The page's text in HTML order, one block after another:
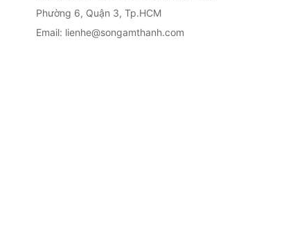
Phường 6, Quận 3, Tp.HCM
Email: lienhe@songamthanh.com